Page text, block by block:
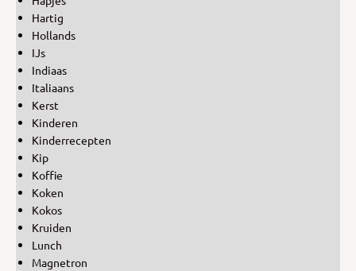
Hartig
Hollands
IJs
Indiaas
Italiaans
Kerst
Kinderen
Kinderrecepten
Kip
Koffie
Koken
Kokos
Kruiden
Lunch
Magnetron